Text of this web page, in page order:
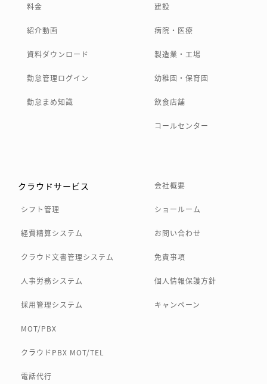
料金
紹介動画
資料ダウンロード
勤怠管理ログイン
勤怠まめ知識
建設
病院・医療
製造業・工場
幼稚園・保育園
飲食店舗
コールセンター
クラウドサービス
シフト管理
経費精算システム
クラウド文書管理システム
人事労務システム
採用管理システム
MOT/PBX
クラウドPBX MOT/TEL
電話代行
会社概要
ショールーム
お問い合わせ
免責事項
個人情報保護方針
キャンペーン